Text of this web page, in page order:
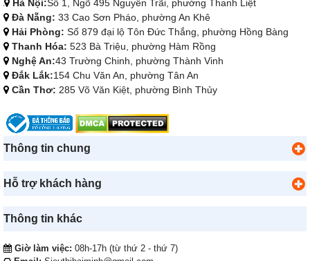
Hà Nội:Số 1, Ngõ 495 Nguyễn Trãi, phường Thanh Liệt
Đà Nẵng: 33 Cao Sơn Pháo, phường An Khê
Hải Phòng: Số 879 đại lộ Tôn Đức Thắng, phường Hồng Bàng
Thanh Hóa: 523 Bà Triệu, phường Hàm Rồng
Nghệ An:43 Trường Chinh, phường Thành Vinh
Đắk Lắk:154 Chu Văn An, phường Tân An
Cần Thơ: 285 Võ Văn Kiệt, phường Bình Thủy
Thông tin chung
Hỗ trợ khách hàng
Thông tin khác
Giờ làm việc: 08h-17h (từ thứ 2 - thứ 7)